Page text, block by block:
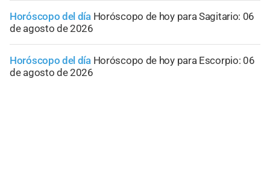
Horóscopo del día Horóscopo de hoy para Sagitario: 06
de agosto de 2026
Horóscopo del día Horóscopo de hoy para Escorpio: 06
de agosto de 2026